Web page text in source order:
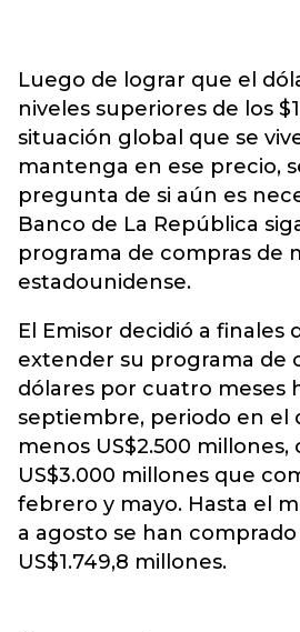
Luego de lograr que el
niveles superiores de los
situación global que se
mantenga en ese precio,
pregunta de si aún es
Banco de La República
programa de compras de
estadounidense.
El Emisor decidió a finales
extender su programa de
dólares por cuatro meses
septiembre, periodo en el
menos US$2.500
US$3.000 millones que
febrero y mayo. Hasta el
a agosto se han
US$1.749,8 millones.